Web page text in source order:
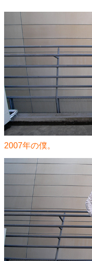
2007年の僕。